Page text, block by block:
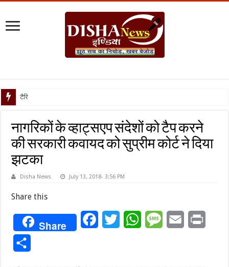
टैरिफ वॉर पर पिघली ब
नागरिकों के व्हाट्सएप संदेशों को टैप करने
की सरकारी कवायद को सुप्रीम कोर्ट ने दिया
झटका
Disha News July 13, 2018- 3:56 PM
Share this
Share FacebookTwitterWhatsAppMessageEmail